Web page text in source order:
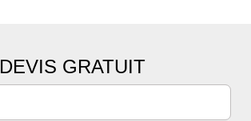
DEVIS GRATUIT